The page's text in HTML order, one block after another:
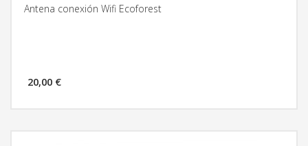
Antena conexión Wifi Ecoforest
20,00 €